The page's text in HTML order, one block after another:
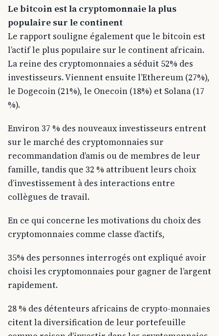
Le bitcoin est la cryptomonnaie la plus
populaire sur le continent
Le rapport souligne également que le bitcoin est
l’actif le plus populaire sur le continent africain.
La reine des cryptomonnaies a séduit 52% des
investisseurs. Viennent ensuite l’Ethereum (27%),
le Dogecoin (21%), le Onecoin (18%) et Solana (17
%).
Environ 37 % des nouveaux investisseurs entrent
sur le marché des cryptomonnaies sur
recommandation d’amis ou de membres de leur
famille, tandis que 32 % attribuent leurs choix
d’investissement à des interactions entre
collègues de travail.
En ce qui concerne les motivations du choix des
cryptomonnaies comme classe d’actifs,
35% des personnes interrogés ont expliqué avoir
choisi les cryptomonnaies pour gagner de l’argent
rapidement.
28 % des détenteurs africains de crypto-monnaies
citent la diversification de leur portefeuille